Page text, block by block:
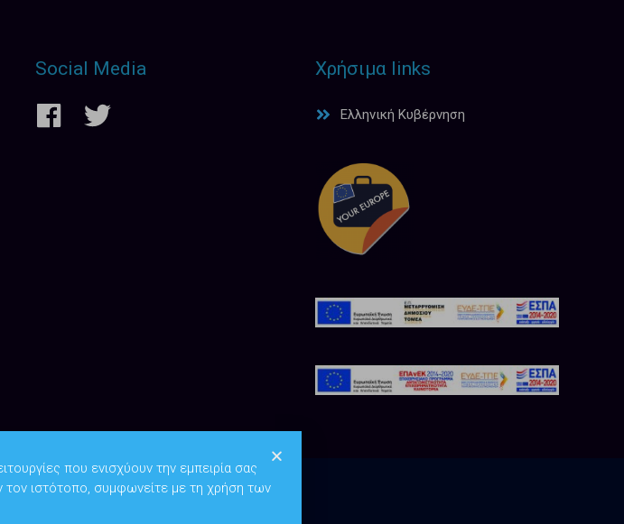
Social Media Χρήσιμα links
Ελληνική Κυβέρνηση
Ψηφιακής Διακυβέρνησης
που ενισχύουν την εμπειρία σας
τον ιστότοπο, συμφωνείτε με τη χρήση των